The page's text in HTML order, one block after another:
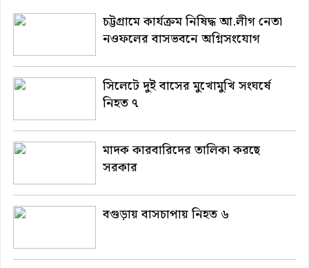
চট্টগ্রামে কার্যক্রম নিষিদ্ধ আ.লীগ নেতা
নওফলের বাসভবনে অগ্নিসংযোগ
সিলেটে দুই বাসের মুখোমুখি সংঘর্ষে
নিহত ৭
মাদক কারবারিদের তালিকা করছে
সরকার
বগুড়ায় বাসচাপায় নিহত ৬